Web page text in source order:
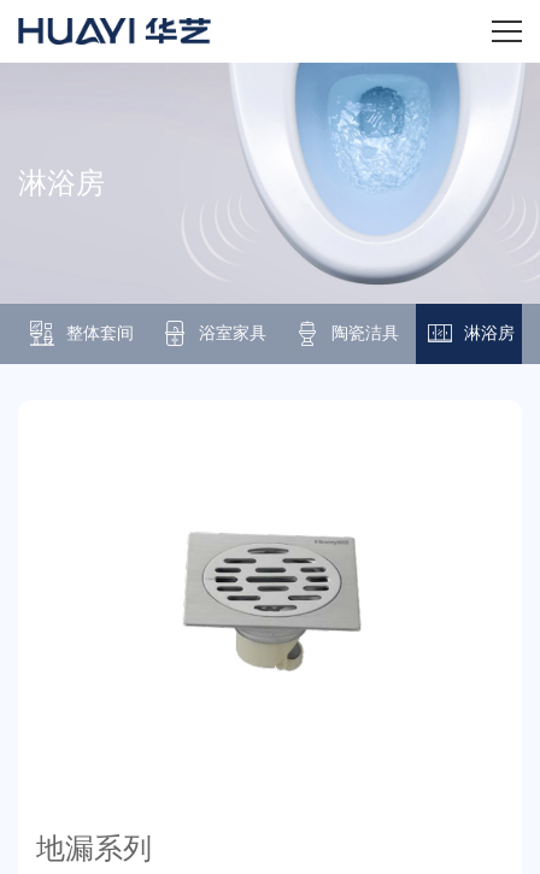
关于华艺
新闻资讯
招商加盟
淋浴房
整体套间 浴室家具 陶瓷洁具 淋浴房
地漏系列